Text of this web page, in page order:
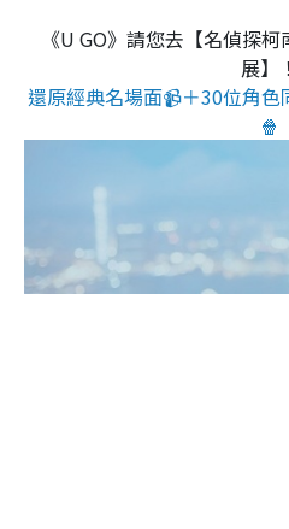
《U GO》請您去【名偵探
展】！
還原經典名場面📹＋30位角
🍿